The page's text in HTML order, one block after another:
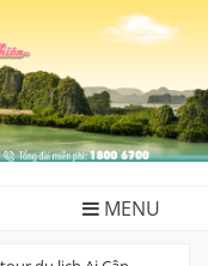
MENU